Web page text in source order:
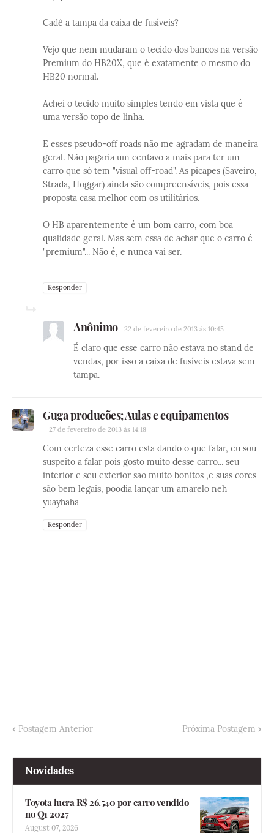
Cadê a tampa da caixa de fusíveis?
Vejo que nem mudaram o tecido dos bancos na versão
Premium do HB20X, que é exatamente o mesmo do
HB20 normal.
Achei o tecido muito simples tendo em vista que é
uma versão topo de linha.
E esses pseudo-off roads não me agradam de maneira
geral. Não pagaria um centavo a mais para ter um
carro que só tem "visual off-road". As picapes (Saveiro,
Strada, Hoggar) ainda são compreensíveis, pois essa
proposta casa melhor com os utilitários.
O HB aparentemente é um bom carro, com boa
qualidade geral. Mas sem essa de achar que o carro é
"premium"... Não é, e nunca vai ser.
Responder
Anônimo 22 de fevereiro de 2013 às 10:45
É claro que esse carro não estava no stand de
vendas, por isso a caixa de fusíveis estava sem
tampa.
Guga producões; Aulas e equipamentos
27 de fevereiro de 2013 às 14:18
Com certeza esse carro esta dando o que falar, eu sou
suspeito a falar pois gosto muito desse carro... seu
interior e seu exterior sao muito bonitos ,e suas cores
são bem legais, poodia lançar um amarelo neh
yuayhaha
Responder
Postagem Anterior Próxima Postagem
Novidades
Toyota lucra R$ 26.540 por carro vendido
no Q1 2027
August 07, 2026